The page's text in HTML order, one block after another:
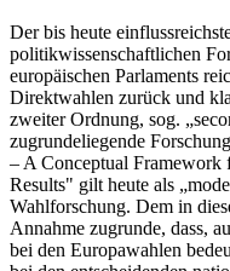
Der bis heute
politikwissenschaftlichen
europäischen Parlaments
Direktwahlen zurück und
zweiter Ordnung, sog.
zugrundeliegende
– A Conceptual Framework
Results" gilt heute als
Wahlforschung. Dem in
Annahme zugrunde, dass,
bei den Europawahlen